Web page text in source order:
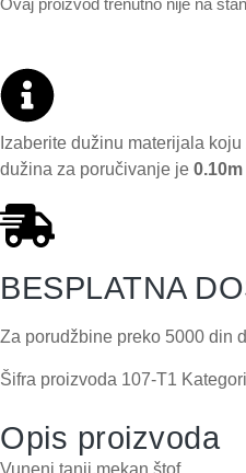
Ovaj proizvod trenutno nije na
Izaberite dužinu materijala
dužina za poručivanje je 0.10m
BESPLATNA
Za porudžbine preko 5000 din
Šifra proizvoda 107-T1
Opis proizvoda
Vuneni tanji,mekan štof